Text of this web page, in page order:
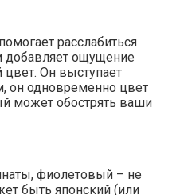
расслабиться
добавляет ощущение
цвет. Он выступает
он одновременно цвет
может обострять ваши
фиолетовый – не
быть японский (или